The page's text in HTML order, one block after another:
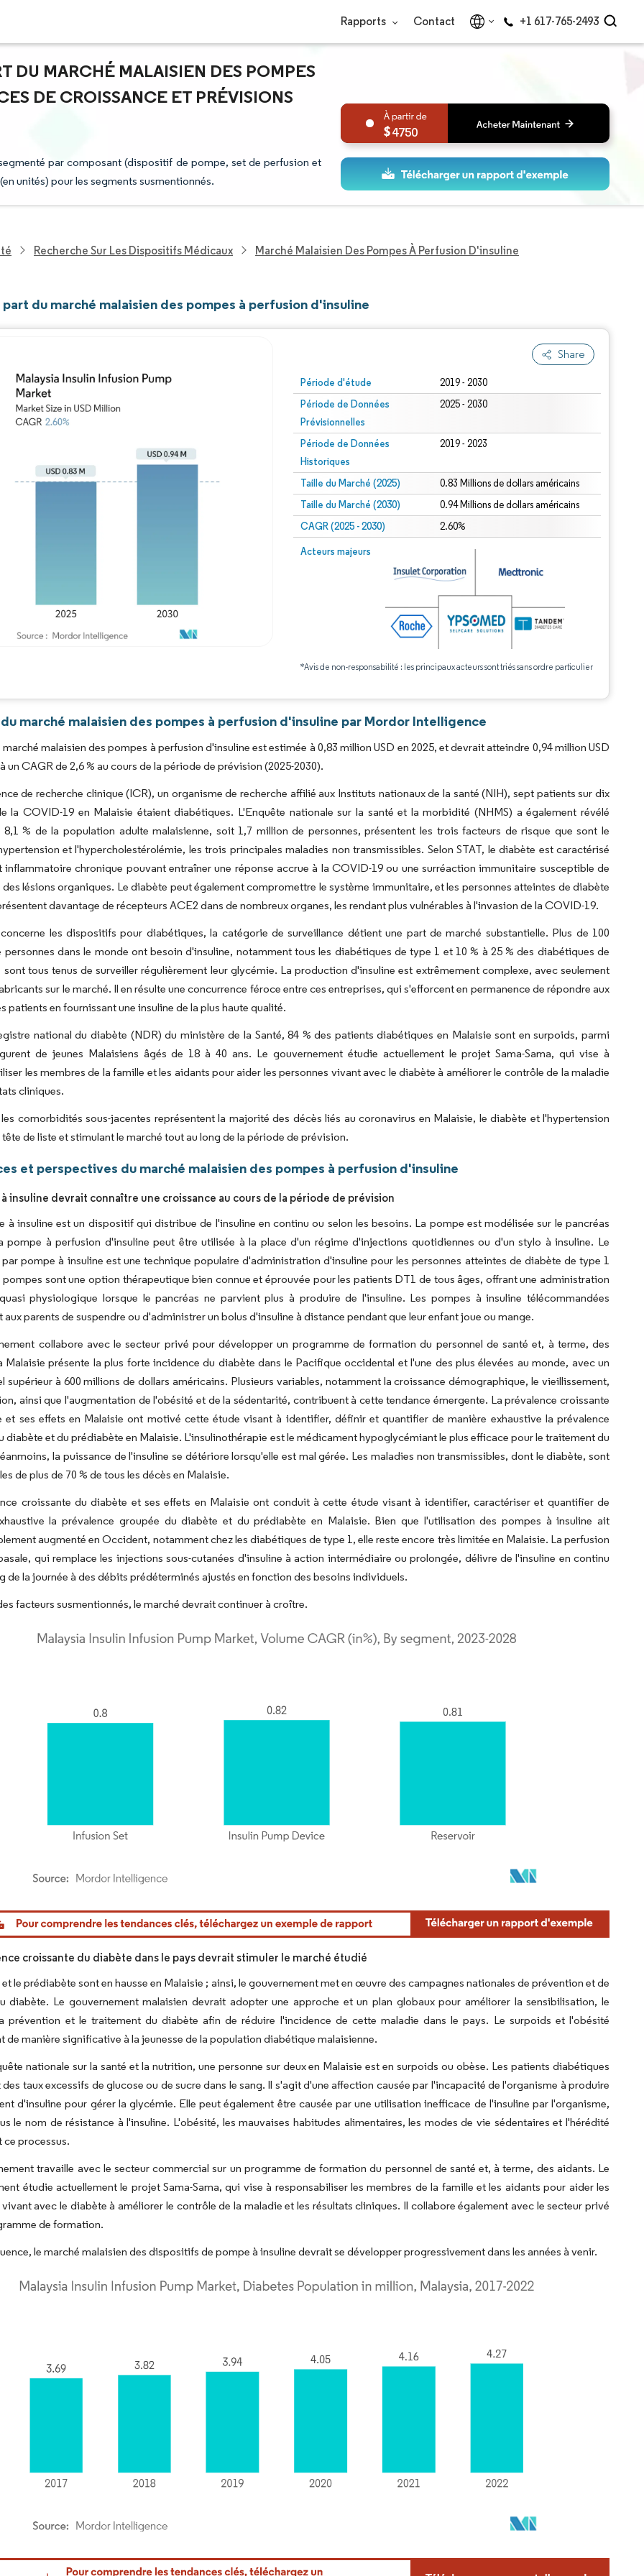
Rapports Contact +1 617-765-2493
DU MARCHÉ MALAISIEN DES POMPES
DE CROISSANCE ET PRÉVISIONS
par composant (dispositif de pompe, set de perfusion et
unités) pour les segments susmentionnés.
4750
Recherche Sur Les Dispositifs Médicaux Marché Malaisien Des Pompes À Perfusion D'insuline
du marché malaisien des pompes à perfusion d'insuline
Share
Période d'étude 2019 - 2030
Période de Données
Prévisionnelles
2025 - 2030
Période de Données
Historiques
2019 - 2023
Taille du Marché (2025) 0.83 Millions de dollars américains
Taille du Marché (2030) 0.94 Millions de dollars américains
CAGR (2025 - 2030) 2.60%
Acteurs majeurs
*Avis de non-responsabilité : les principaux acteurs sont triés sans ordre particulier
marché malaisien des pompes à perfusion d'insuline par Mordor Intelligence
marché malaisien des pompes à perfusion d'insuline est estimée à 0,83 million USD en 2025, et devrait atteindre 0,94 million USD
un CAGR de 2,6 % au cours de la période de prévision (2025-2030).
de recherche clinique (ICR), un organisme de recherche affilié aux Instituts nationaux de la santé (NIH), sept patients sur dix
la COVID-19 en Malaisie étaient diabétiques. L'Enquête nationale sur la santé et la morbidité (NHMS) a également révélé
8,1 % de la population adulte malaisienne, soit 1,7 million de personnes, présentent les trois facteurs de risque que sont le
et l'hypercholestérolémie, les trois principales maladies non transmissibles. Selon STAT, le diabète est caractérisé
inflammatoire chronique pouvant entraîner une réponse accrue à la COVID-19 ou une surréaction immunitaire susceptible de
lésions organiques. Le diabète peut également compromettre le système immunitaire, et les personnes atteintes de diabète
davantage de récepteurs ACE2 dans de nombreux organes, les rendant plus vulnérables à l'invasion de la COVID-19.
les dispositifs pour diabétiques, la catégorie de surveillance détient une part de marché substantielle. Plus de 100
personnes dans le monde ont besoin d'insuline, notamment tous les diabétiques de type 1 et 10 % à 25 % des diabétiques de
tous tenus de surveiller régulièrement leur glycémie. La production d'insuline est extrêmement complexe, avec seulement
sur le marché. Il en résulte une concurrence féroce entre ces entreprises, qui s'efforcent en permanence de répondre aux
patients en fournissant une insuline de la plus haute qualité.
national du diabète (NDR) du ministère de la Santé, 84 % des patients diabétiques en Malaisie sont en surpoids, parmi
de jeunes Malaisiens âgés de 18 à 40 ans. Le gouvernement étudie actuellement le projet Sama-Sama, qui vise à
les membres de la famille et les aidants pour aider les personnes vivant avec le diabète à améliorer le contrôle de la maladie
cliniques.
comorbidités sous-jacentes représentent la majorité des décès liés au coronavirus en Malaisie, le diabète et l'hypertension
de liste et stimulant le marché tout au long de la période de prévision.
et perspectives du marché malaisien des pompes à perfusion d'insuline
à insuline devrait connaître une croissance au cours de la période de prévision
à insuline est un dispositif qui distribue de l'insuline en continu ou selon les besoins. La pompe est modélisée sur le pancréas
pompe à perfusion d'insuline peut être utilisée à la place d'un régime d'injections quotidiennes ou d'un stylo à insuline. Le
pompe à insuline est une technique populaire d'administration d'insuline pour les personnes atteintes de diabète de type 1
pompes sont une option thérapeutique bien connue et éprouvée pour les patients DT1 de tous âges, offrant une administration
physiologique lorsque le pancréas ne parvient plus à produire de l'insuline. Les pompes à insuline télécommandées
parents de suspendre ou d'administrer un bolus d'insuline à distance pendant que leur enfant joue ou mange.
collabore avec le secteur privé pour développer un programme de formation du personnel de santé et, à terme, des
Malaisie présente la plus forte incidence du diabète dans le Pacifique occidental et l'une des plus élevées au monde, avec un
supérieur à 600 millions de dollars américains. Plusieurs variables, notamment la croissance démographique, le vieillissement,
ainsi que l'augmentation de l'obésité et de la sédentarité, contribuent à cette tendance émergente. La prévalence croissante
et ses effets en Malaisie ont motivé cette étude visant à identifier, définir et quantifier de manière exhaustive la prévalence
diabète et du prédiabète en Malaisie. L'insulinothérapie est le médicament hypoglycémiant le plus efficace pour le traitement du
la puissance de l'insuline se détériore lorsqu'elle est mal gérée. Les maladies non transmissibles, dont le diabète, sont
de plus de 70 % de tous les décès en Malaisie.
croissante du diabète et ses effets en Malaisie ont conduit à cette étude visant à identifier, caractériser et quantifier de
la prévalence groupée du diabète et du prédiabète en Malaisie. Bien que l'utilisation des pompes à insuline ait
augmenté en Occident, notamment chez les diabétiques de type 1, elle reste encore très limitée en Malaisie. La perfusion
qui remplace les injections sous-cutanées d'insuline à action intermédiaire ou prolongée, délivre de l'insuline en continu
de la journée à des débits prédéterminés ajustés en fonction des besoins individuels.
facteurs susmentionnés, le marché devrait continuer à croître.
Intelligence. La réutilisation nécessite une attribution sous CC BY 4.0.
croissante du diabète dans le pays devrait stimuler le marché étudié
le prédiabète sont en hausse en Malaisie ; ainsi, le gouvernement met en œuvre des campagnes nationales de prévention et de
diabète. Le gouvernement malaisien devrait adopter une approche et un plan globaux pour améliorer la sensibilisation, le
prévention et le traitement du diabète afin de réduire l'incidence de cette maladie dans le pays. Le surpoids et l'obésité
de manière significative à la jeunesse de la population diabétique malaisienne.
nationale sur la santé et la nutrition, une personne sur deux en Malaisie est en surpoids ou obèse. Les patients diabétiques
taux excessifs de glucose ou de sucre dans le sang. Il s'agit d'une affection causée par l'incapacité de l'organisme à produire
d'insuline pour gérer la glycémie. Elle peut également être causée par une utilisation inefficace de l'insuline par l'organisme,
le nom de résistance à l'insuline. L'obésité, les mauvaises habitudes alimentaires, les modes de vie sédentaires et l'hérédité
ce processus.
travaille avec le secteur commercial sur un programme de formation du personnel de santé et, à terme, des aidants. Le
étudie actuellement le projet Sama-Sama, qui vise à responsabiliser les membres de la famille et les aidants pour aider les
avec le diabète à améliorer le contrôle de la maladie et les résultats cliniques. Il collabore également avec le secteur privé
de formation.
le marché malaisien des dispositifs de pompe à insuline devrait se développer progressivement dans les années à venir.
Intelligence. La réutilisation nécessite une attribution sous CC BY 4.0.